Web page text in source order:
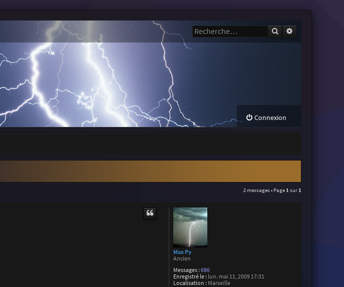
Rechercher
Connexion
2 messages • Page 1 sur 1
Max Py
Ancien
Messages : 686
Enregistré le : lun. mai 11, 2009 17:31
Localisation : Marseille